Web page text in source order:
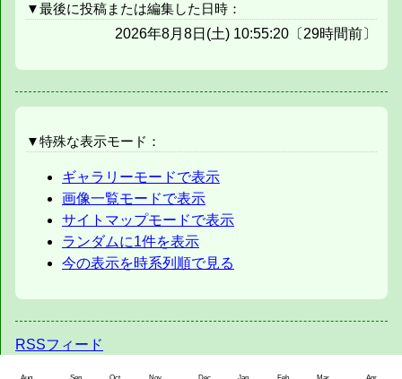
▼最後に投稿または編集した日時：
2026年8月8日(土) 10:55:20〔29時間前〕
▼特殊な表示モード：
ギャラリーモードで表示
画像一覧モードで表示
サイトマップモードで表示
ランダムに1件を表示
今の表示を時系列順で見る
RSSフィード
Aug Sep Oct Nov Dec Jan Feb Mar Apr